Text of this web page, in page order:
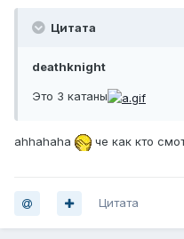
Цитата
deathknight
Это 3 катаны
ahhahaha че как кто
Цитата